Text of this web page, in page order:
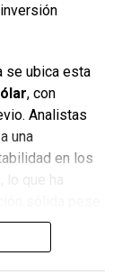
se ubica esta
, con
Analistas
una
en los
que ha